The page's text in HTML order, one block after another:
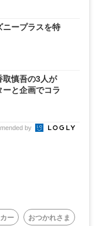
ニープラスを特
取慎吾の3人が
と企画でコラ
by
ー おつかれさま